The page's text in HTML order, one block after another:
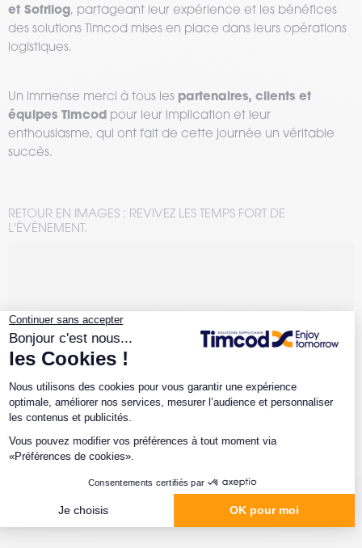
et Sofrilog, partageant leur expérience et les bénéfices
des solutions Timcod mises en place dans leurs opérations
logistiques.
Un immense merci à tous les partenaires, clients et
équipes Timcod pour leur implication et leur
enthousiasme, qui ont fait de cette journée un véritable
succès.
RETOUR EN IMAGES : REVIVEZ LES TEMPS FORT DE
L'ÉVÈNEMENT.